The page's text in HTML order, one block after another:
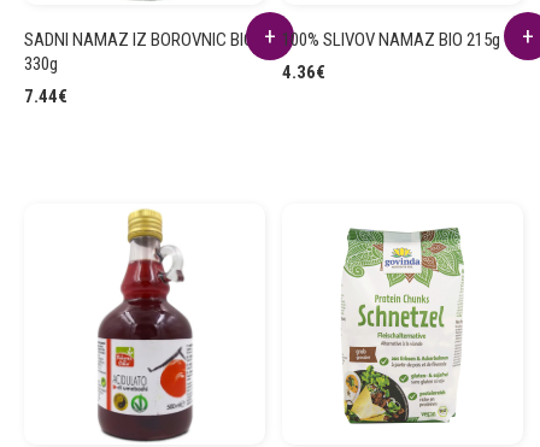
SADNI NAMAZ IZ BOROVNIC BIO
330g
7.44€
100% SLIVOV NAMAZ BIO 215g
4.36€